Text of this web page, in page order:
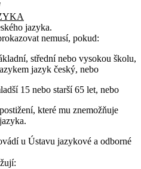
jazyka.
nemusí, pokud:
střední nebo vysokou školu,
jazyk český, nebo
15 nebo starší 65 let, nebo
které mu znemožňuje
u Ústavu jazykové a odborné